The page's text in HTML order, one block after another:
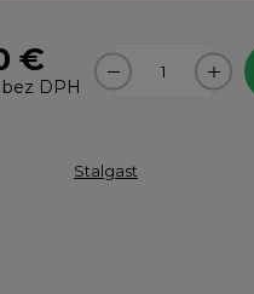
€
DPH
Stalgast